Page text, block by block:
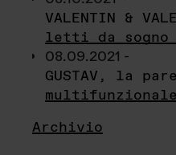
VALENTIN &
letti da sogno
08.09.2021 -
GUSTAV, la
Archivio